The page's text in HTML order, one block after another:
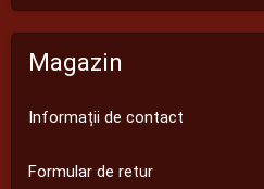
Magazin
Informații de contact
Formular de retur